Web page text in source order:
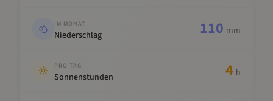
IM MONAT
Niederschlag 110 mm
PRO TAG
Sonnenstunden 4 h